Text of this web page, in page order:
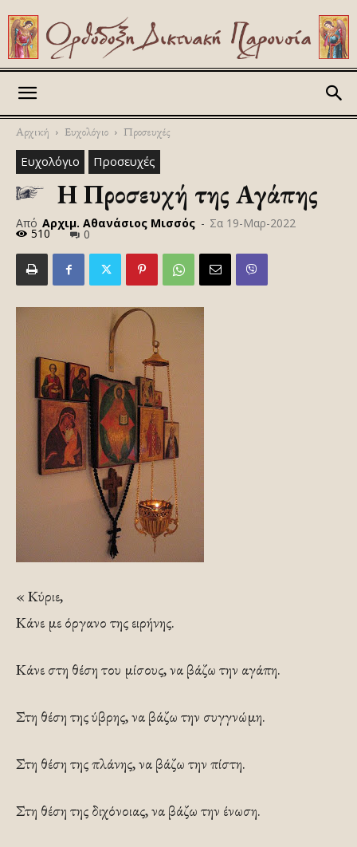
Αρχική Ευχολόγιο Προσευχές
Ευχολόγιο Προσευχές
Η Προσευχή της Αγάπης
Από Αρχιμ. Αθανάσιος Μισσός - Σα 19-Μαρ-2022
510 0
« Κύριε,
Κάνε με όργανο της ειρήνης.
Κάνε στη θέση του μίσους, να βάζω την αγάπη.
Στη θέση της ύβρης, να βάζω την συγγνώμη.
Στη θέση της πλάνης, να βάζω την πίστη.
Στη θέση της διχόνοιας, να βάζω την ένωση.